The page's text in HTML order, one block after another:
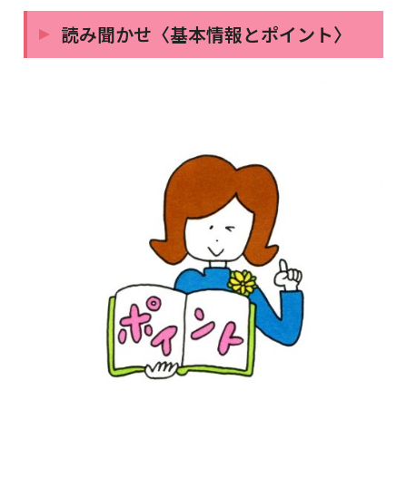
読み聞かせ〈基本情報とポイント〉